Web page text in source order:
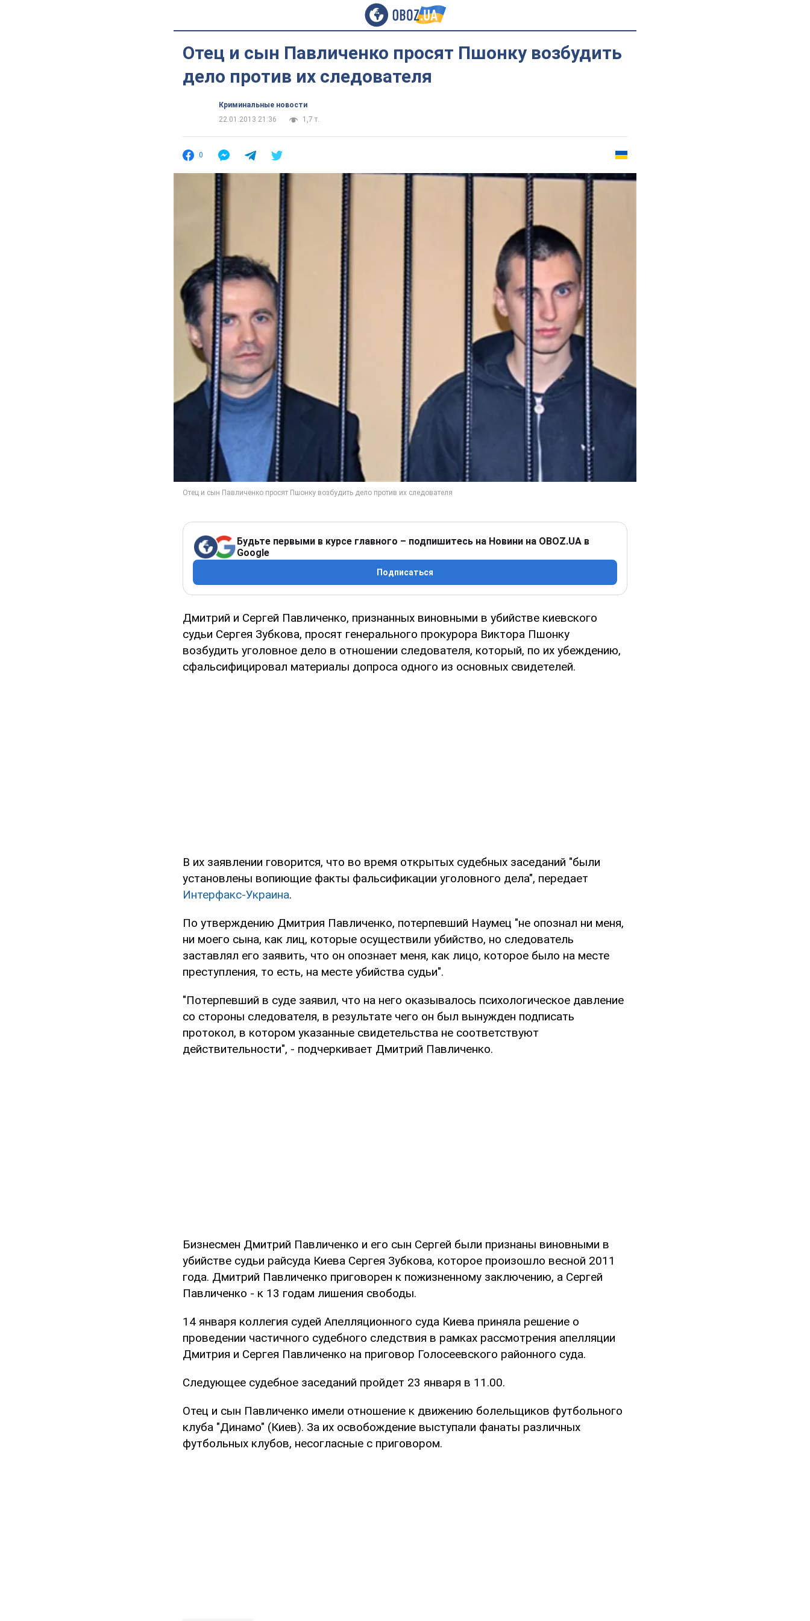
Отец и сын Павличенко просят Пшонку возбудить
дело против их следователя
Криминальные новости
22.01.2013 21:36
1,7 т.
0
Будьте первыми в курсе главного – подпишитесь на Новини на OBOZ.UA в
Google
Подписаться
Дмитрий и Сергей Павличенко, признанных виновными в убийстве киевского
судьи Сергея Зубкова, просят генерального прокурора Виктора Пшонку
возбудить уголовное дело в отношении следователя, который, по их убеждению,
сфальсифицировал материалы допроса одного из основных свидетелей.
В их заявлении говорится, что во время открытых судебных заседаний "были
установлены вопиющие факты фальсификации уголовного дела", передает
Интерфакс-Украина.
По утверждению Дмитрия Павличенко, потерпевший Наумец "не опознал ни меня,
ни моего сына, как лиц, которые осуществили убийство, но следователь
заставлял его заявить, что он опознает меня, как лицо, которое было на месте
преступления, то есть, на месте убийства судьи".
"Потерпевший в суде заявил, что на него оказывалось психологическое давление
со стороны следователя, в результате чего он был вынужден подписать
протокол, в котором указанные свидетельства не соответствуют
действительности", - подчеркивает Дмитрий Павличенко.
Бизнесмен Дмитрий Павличенко и его сын Сергей были признаны виновными в
убийстве судьи райсуда Киева Сергея Зубкова, которое произошло весной 2011
года. Дмитрий Павличенко приговорен к пожизненному заключению, а Сергей
Павличенко - к 13 годам лишения свободы.
14 января коллегия судей Апелляционного суда Киева приняла решение о
проведении частичного судебного следствия в рамках рассмотрения апелляции
Дмитрия и Сергея Павличенко на приговор Голосеевского районного суда.
Следующее судебное заседаний пройдет 23 января в 11.00.
Отец и сын Павличенко имели отношение к движению болельщиков футбольного
клуба "Динамо" (Киев). За их освобождение выступали фанаты различных
футбольных клубов, несогласные с приговором.